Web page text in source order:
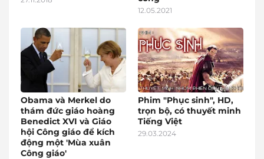
12.05.2021
Obama và Merkel do
thám đức giáo hoàng
Benedict XVI và Giáo
hội Công giáo để kích
động một 'Mùa xuân
Công giáo'
Phim "Phục sinh", HD,
trọn bộ, có thuyết minh
Tiếng Việt
29.03.2024